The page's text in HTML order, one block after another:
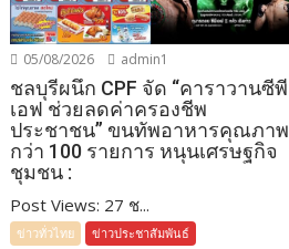
05/08/2026 admin1
ชลบุรีผนึก CPF จัด “คาราวานซีพี
เอฟ ช่วยลดค่าครองชีพ
ประชาชน” ขนทัพอาหารคุณภาพ
กว่า 100 รายการ หนุนเศรษฐกิจ
ชุมชน :
Post Views: 27 ช...
ข่าวทั่วไทย ข่าวประชาสัมพันธ์